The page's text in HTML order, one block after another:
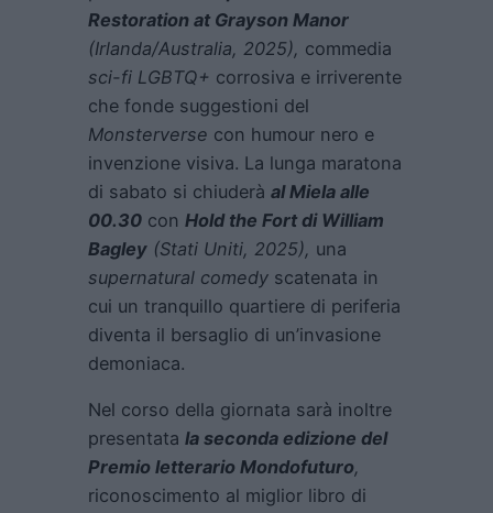
Restoration at Grayson Manor
(Irlanda/Australia, 2025), commedia
sci-fi LGBTQ+ corrosiva e irriverente
che fonde suggestioni del
Monsterverse con humour nero e
invenzione visiva. La lunga maratona
di sabato si chiuderà al Miela alle
00.30 con Hold the Fort di William
Bagley (Stati Uniti, 2025), una
supernatural comedy scatenata in
cui un tranquillo quartiere di periferia
diventa il bersaglio di un’invasione
demoniaca.
Nel corso della giornata sarà inoltre
presentata la seconda edizione del
Premio letterario Mondofuturo,
riconoscimento al miglior libro di